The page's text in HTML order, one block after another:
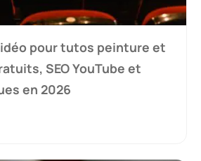
pour tutos peinture et
SEO YouTube et
en 2026